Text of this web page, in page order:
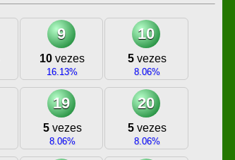
9
10 vezes
16.13%
10
5 vezes
8.06%
19
5vezes
8.06%
20
5 vezes
8.06%